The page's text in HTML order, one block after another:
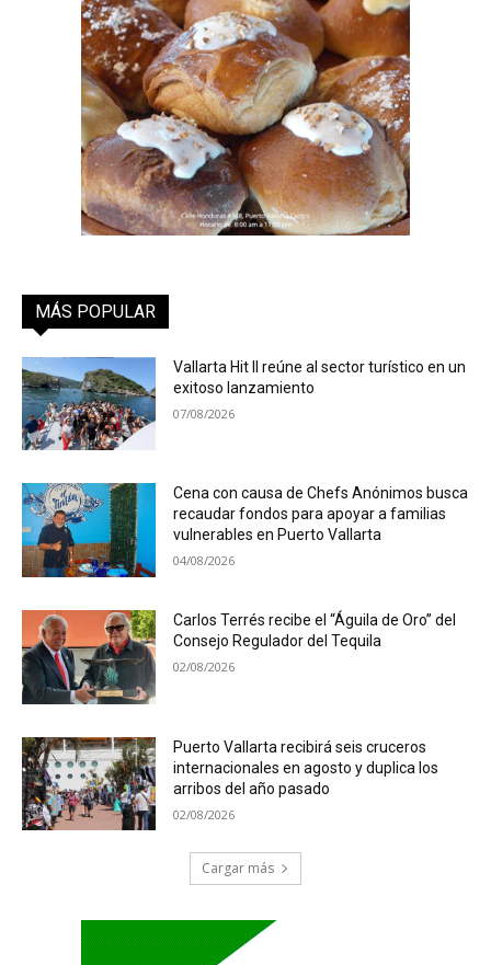
MÁS POPULAR
Vallarta Hit II reúne al sector turístico en un
exitoso lanzamiento
07/08/2026
Cena con causa de Chefs Anónimos busca
recaudar fondos para apoyar a familias
vulnerables en Puerto Vallarta
04/08/2026
Carlos Terrés recibe el “Águila de Oro” del
Consejo Regulador del Tequila
02/08/2026
Puerto Vallarta recibirá seis cruceros
internacionales en agosto y duplica los
arribos del año pasado
02/08/2026
Cargar más